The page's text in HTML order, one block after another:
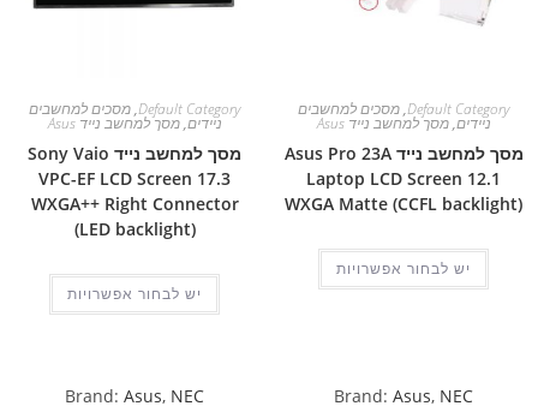
Default Category
,מסכים למחשבים
ניידים,מסך למחשב נייד Asus
מסך למחשב נייד Asus Pro 23A
Laptop LCD Screen 12.1
WXGA Matte (CCFL backlight)
יש לבחור אפשרויות
Default Category
,מסכים למחשבים
ניידים,מסך למחשב נייד Asus
מסך למחשב נייד Sony Vaio
VPC-EF LCD Screen 17.3
WXGA++ Right Connector
(LED backlight)
יש לבחור אפשרויות
Brand: Asus, NEC
Brand: Asus, NEC